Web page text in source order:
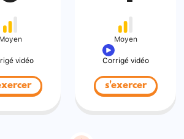
Moyen
vidéo
Moyen
Corrigé vidéo
s'exercer